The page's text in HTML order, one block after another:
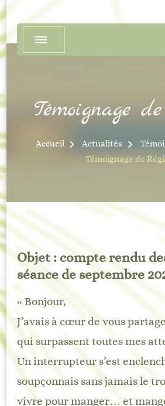
Témoignage
Accueil Actualités
Témoignage de
Objet : compte rendu
séance de septembre
« Bonjour,
J’avais à cœur de vous
qui surpassent toutes mes
Un interrupteur s’est
soupçonnais sans jamais le
vivre pour manger… et